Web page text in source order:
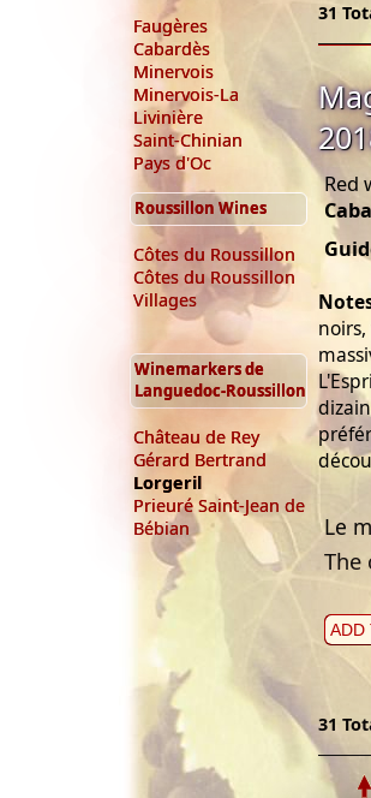
Faugères
Cabardès
Minervois
Minervois-La
Livinière
Saint-Chinian
Pays d'Oc
Roussillon Wines
Côtes du Roussillon
Côtes du Roussillon
Villages
Winemarkers de
Languedoc-Roussillon
Château de Rey
Gérard Bertrand
Lorgeril
Prieuré Saint-Jean de
Bébian
31
Red
Le
The
ADD
31